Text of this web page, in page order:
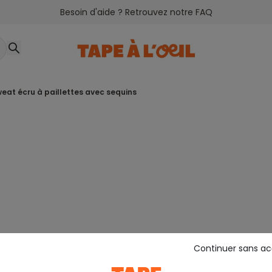
Besoin d'aide ? Retrouvez notre FAQ
écru à paillettes avec sequins
Continuer sans